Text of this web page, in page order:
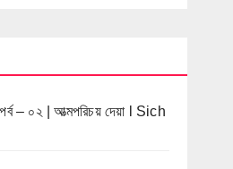
– ০২ | আত্মপরিচয় দেয়া l Sich